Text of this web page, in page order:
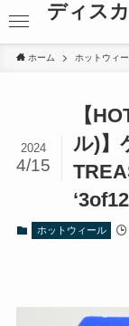
ディス
ホーム ホットウィ
【
ル)】
2024
4/15
ホットウィール